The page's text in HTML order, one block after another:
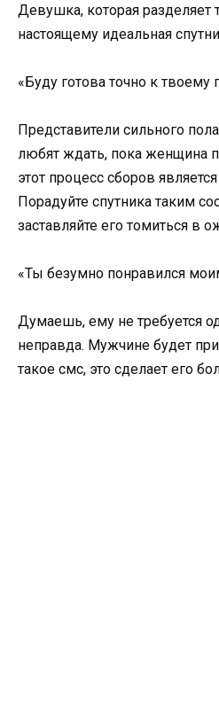
Девушка, которая разделяет
настоящему идеальная
«Буду готова точно к твоему
Представители сильного
любят ждать, пока женщина
этот процесс сборов
Порадуйте спутника таким
заставляйте его томиться в
«Ты безумно понравился
Думаешь, ему не требуется
неправда. Мужчине будет
такое смс, это сделает его